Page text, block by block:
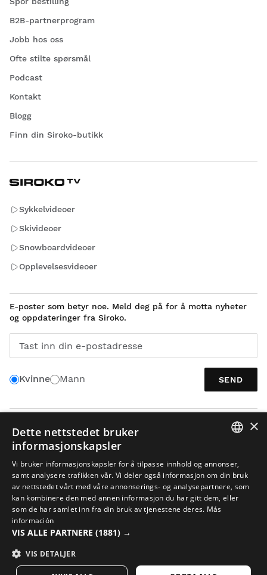
B2B-partnerprogram
Jobb hos oss
Ofte stilte spørsmål
Podcast
Kontakt
Blogg
Finn din Siroko-butikk
Sykkelvideoer
Skivideoer
Snowboardvideoer
Opplevelsesvideoer
E-poster som betyr noe. Meld deg på for å motta nyheter
og oppdateringer fra Siroko.
Tast inn din e-postadresse
Kvinne Mann SEND
NORSK
Juridisk meddelelse Cookies Vilkår og Betingelser KI i bilder
Nettstedskart
ENGLISH
GREEK
×
Dette nettstedet bruker
informasjonskapsler
Vi bruker informasjonskapsler for å tilpasse innhold og annonser,
samt analysere trafikken vår. Vi deler også informasjon om din bruk
av nettstedet vårt med våre annonserings- og analysepartnere, som
kan kombinere den med annen informasjon du har gitt dem, eller
som de har samlet inn fra din bruk av tjenestene deres. Más
información
VIS ALLE PARTNERE (1881) →
VIS DETALJER